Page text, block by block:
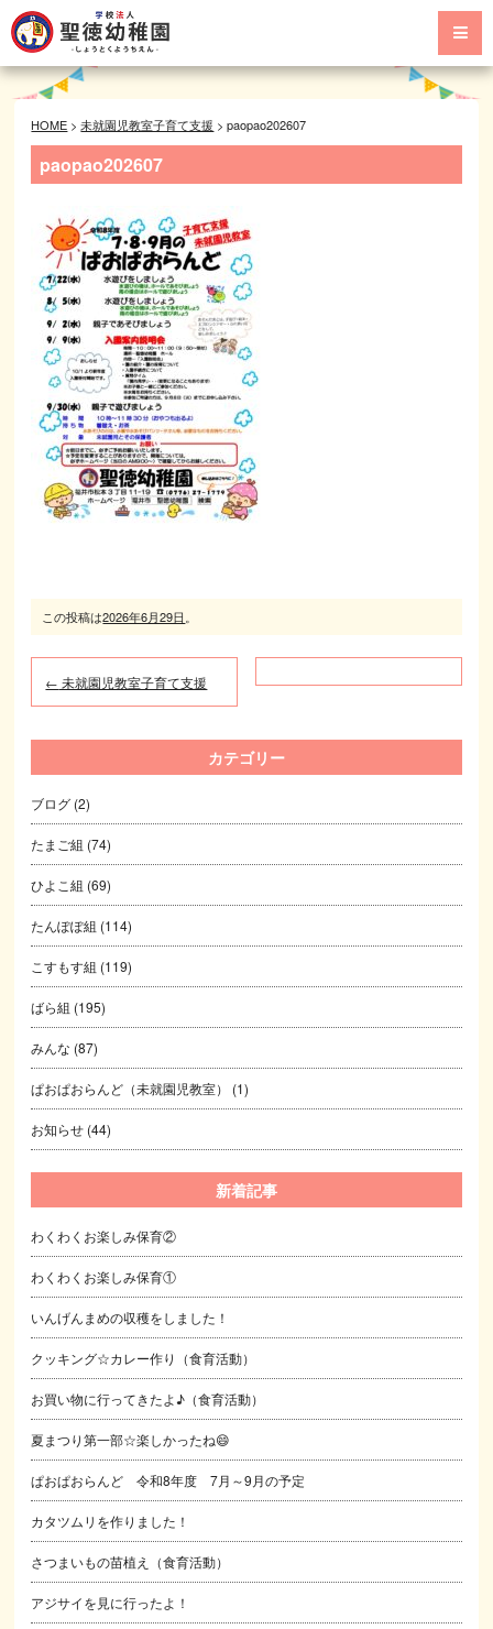
HOME >未就園児教室子育て支援 >paopao202607
paopao202607
この投稿は2026年6月29日。
← 未就園児教室子育て支援
カテゴリー
ブログ (2)
たまご組 (74)
ひよこ組 (69)
たんぽぽ組 (114)
こすもす組 (119)
ばら組 (195)
みんな (87)
ぱおぱおらんど（未就園児教室） (1)
お知らせ (44)
新着記事
わくわくお楽しみ保育②
わくわくお楽しみ保育①
いんげんまめの収穫をしました！
クッキング☆カレー作り（食育活動）
お買い物に行ってきたよ♪（食育活動）
夏まつり第一部☆楽しかったね😄
ぱおぱおらんど 令和8年度 7月～9月の予定
カタツムリを作りました！
さつまいもの苗植え（食育活動）
アジサイを見に行ったよ！